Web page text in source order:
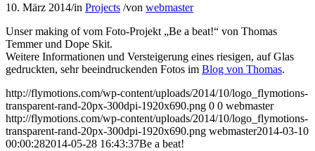
10. März 2014/in Projects /von webmaster
Unser making of vom Foto-Projekt „Be a beat!“ von Thomas
Temmer und Dope Skit.
Weitere Informationen und Versteigerung eines riesigen, auf Glas
gedruckten, sehr beeindruckenden Fotos im Blog von Thomas.
http://flymotions.com/wp-content/uploads/2014/10/logo_flymotions-
transparent-rand-20px-300dpi-1920x690.png 0 0 webmaster
http://flymotions.com/wp-content/uploads/2014/10/logo_flymotions-
transparent-rand-20px-300dpi-1920x690.png webmaster2014-03-10
00:00:282014-05-28 16:43:37Be a beat!